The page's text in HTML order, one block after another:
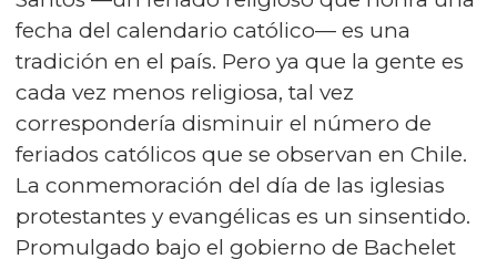
fecha del calendario católico— es una
tradición en el país. Pero ya que la gente es
cada vez menos religiosa, tal vez
correspondería disminuir el número de
feriados católicos que se observan en Chile.
La conmemoración del día de las iglesias
protestantes y evangélicas es un sinsentido.
Promulgado bajo el gobierno de Bachelet